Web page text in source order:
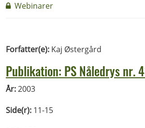
Webinarer
Forfatter(e): Kaj Østergård
Publikation: PS Nåledrys nr.
År:2003
Side(r): 11-15